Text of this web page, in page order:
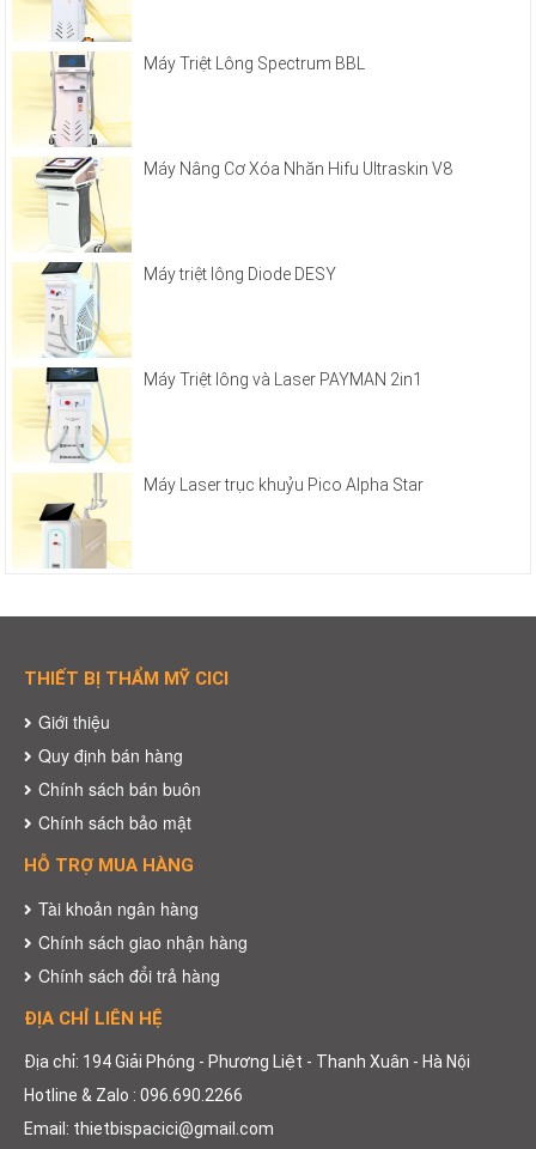
Máy Triệt Lông Spectrum BBL
Máy Nâng Cơ Xóa Nhăn Hifu Ultraskin V8
Máy triệt lông Diode DESY
Máy Triệt lông và Laser PAYMAN 2in1
Máy Laser trục khuỷu Pico Alpha Star
THIẾT BỊ THẨM MỸ CICI
Giới thiệu
Quy định bán hàng
Chính sách bán buôn
Chính sách bảo mật
HỖ TRỢ MUA HÀNG
Tài khoản ngân hàng
Chính sách giao nhận hàng
Chính sách đổi trả hàng
ĐỊA CHỈ LIÊN HỆ
Địa chỉ: 194 Giải Phóng - Phương Liệt - Thanh Xuân - Hà Nội
Hotline & Zalo : 096.690.2266
Email: thietbispacici@gmail.com